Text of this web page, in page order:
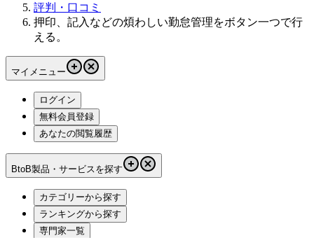
評判・口コミ
押印、記入などの煩わしい勤怠管理をボタン一つで行
える。
マイメニュー
ログイン
無料会員登録
あなたの閲覧履歴
BtoB製品・サービスを探す
カテゴリーから探す
ランキングから探す
専門家一覧